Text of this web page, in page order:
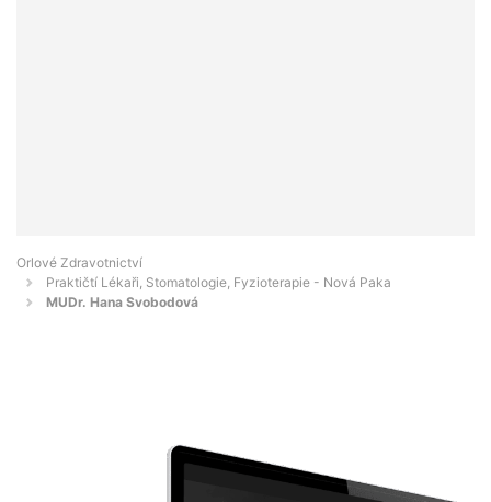
Orlové Zdravotnictví
Praktičtí Lékaři, Stomatologie, Fyzioterapie - Nová Paka
MUDr. Hana Svobodová